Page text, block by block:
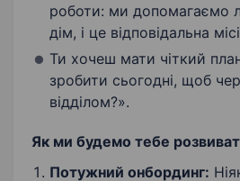
роботи: ми допомагаємо
дім, і це відповідальна
Ти хочеш мати чіткий
зробити сьогодні, щоб
відділом?».
Як ми будемо тебе
Потужний онбординг: